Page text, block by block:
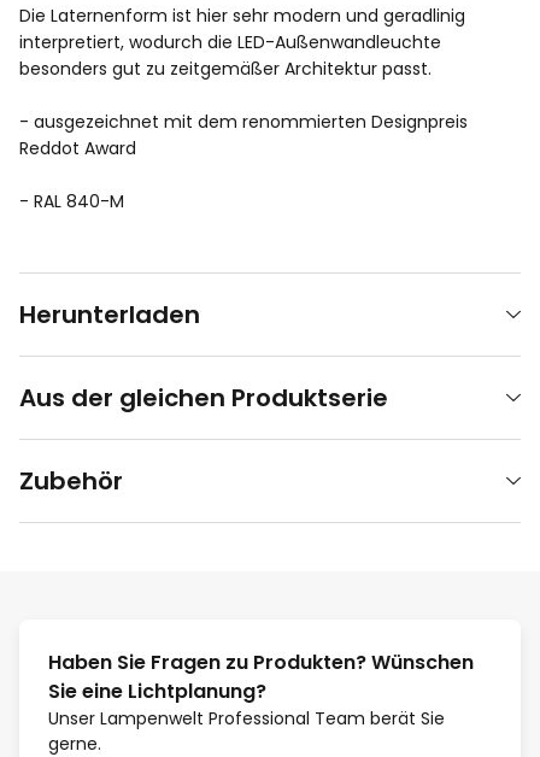
Die Laternenform ist hier sehr modern und geradlinig
interpretiert, wodurch die LED-Außenwandleuchte
besonders gut zu zeitgemäßer Architektur passt.
- ausgezeichnet mit dem renommierten Designpreis
Reddot Award
- RAL 840-M
Herunterladen
Aus der gleichen Produktserie
Zubehör
Haben Sie Fragen zu Produkten? Wünschen
Sie eine Lichtplanung?
Unser Lampenwelt Professional Team berät Sie
gerne.